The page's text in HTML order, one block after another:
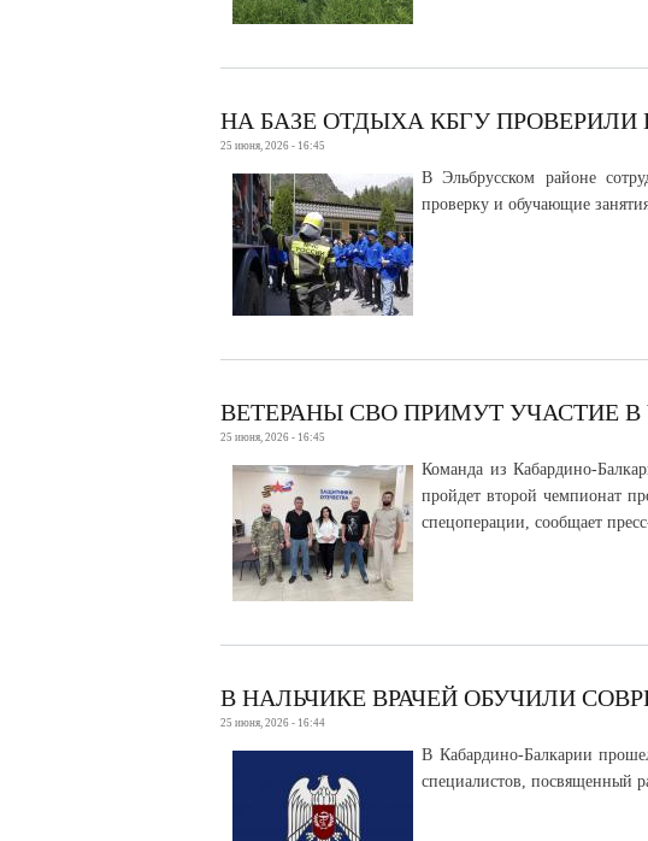
НА БАЗЕ ОТДЫХА КБГУ
25 июня, 2026 - 16:45
В Эльбрусском районе
проверку и обучающие
ВЕТЕРАНЫ СВО ПРИМУТ УЧАСТИЕ
25 июня, 2026 - 16:45
Команда из Кабардино-
пройдет второй чемпионат
спецоперации, сообщает
В НАЛЬЧИКЕ ВРАЧЕЙ ОБУЧИЛИ
25 июня, 2026 - 16:44
В Кабардино-Балкарии
специалистов, посвященный